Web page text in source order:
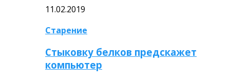
11.02.2019
Старение
Стыковку белков предскажет
компьютер